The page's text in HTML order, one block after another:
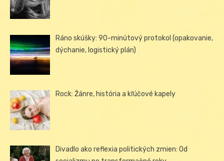
Ráno skúšky: 90-minútový protokol (opakovanie,
dýchanie, logistický plán)
Rock: Žánre, história a kľúčové kapely
Divadlo ako reflexia politických zmien: Od